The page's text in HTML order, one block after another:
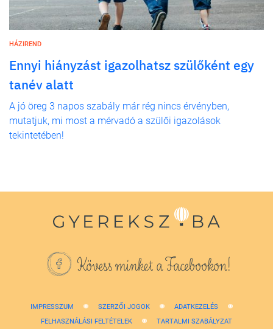
HÁZIREND
Ennyi hiányzást igazolhatsz szülőként egy
tanév alatt
A jó öreg 3 napos szabály már rég nincs érvényben,
mutatjuk, mi most a mérvadó a szülői igazolások
tekintetében!
Kövess minket a Facebookon!
IMPRESSZUM SZERZŐI JOGOK
ADATKEZELÉS
FELHASZNÁLÁSI FELTÉTELEK
TARTALMI SZABÁLYZAT